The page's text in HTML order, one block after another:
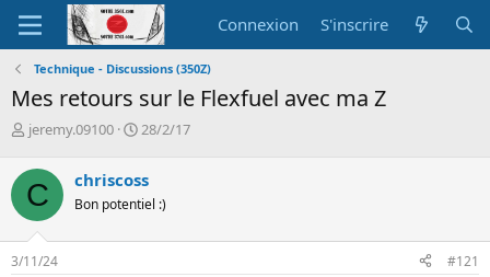
Connexion S'inscrire
Technique - Discussions (350Z)
Mes retours sur le Flexfuel avec ma Z
A
t
e
u
r
d
e
jeremy.09100
D
e
d
d
28/2/17
C chriscoss
Bon potentiel :)
3/11/24 #121